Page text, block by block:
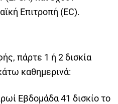
Επιτροπή (EC).
πάρτε 1 ή 2 δισκία
καθημερινά:
Εβδομάδα 41 δισκίο το